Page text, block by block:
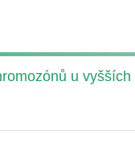
u vyšších